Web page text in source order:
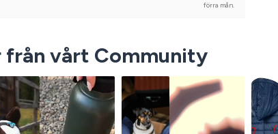
förra mån.
från vårt Community